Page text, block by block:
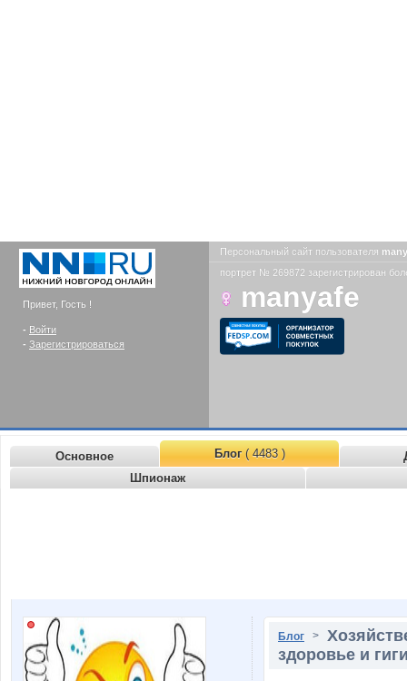
Привет, Гость !
- Войти
- Зарегистрироваться
Персональный сайт пользователя
портрет № 269872 зарегистрирован
manyafe
Основное Блог( 4483 )
Шпионаж
Блог >
здоровье и